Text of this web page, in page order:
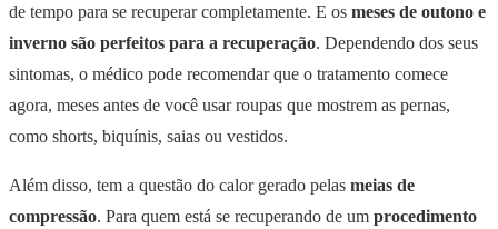
de tempo para se recuperar completamente. E os meses de outono e
inverno são perfeitos para a recuperação. Dependendo dos seus
sintomas, o médico pode recomendar que o tratamento comece
agora, meses antes de você usar roupas que mostrem as pernas,
como shorts, biquínis, saias ou vestidos.
Além disso, tem a questão do calor gerado pelas meias de
compressão. Para quem está se recuperando de um procedimento